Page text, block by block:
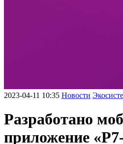
2023-04-11 10:35 Новости
Разработано
приложение